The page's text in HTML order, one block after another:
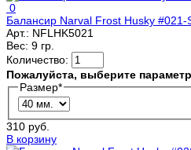
0
Балансир Narval Frost Husky #021-
Арт.: NFLHK5021
Вес: 9 гр.
Количество:
Пожалуйста, выберите
Размер*
310 руб.
В корзину